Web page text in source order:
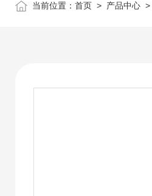
当前位置： 首页 > 产品中心 >